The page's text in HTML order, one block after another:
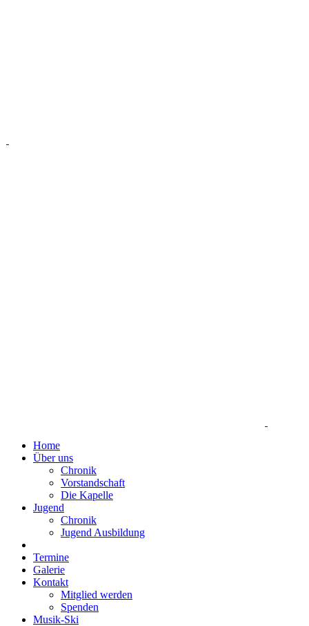
Home
Über uns
Chronik
Vorstandschaft
Die Kapelle
Jugend
Chronik
Jugend Ausbildung
Termine
Galerie
Kontakt
Mitglied werden
Spenden
Musik-Ski